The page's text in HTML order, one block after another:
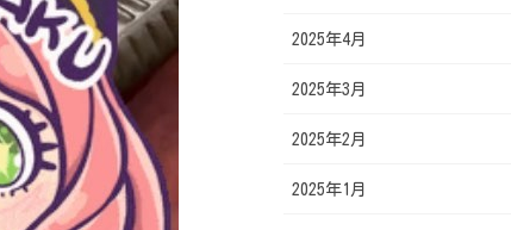
2025年4月
2025年3月
2025年2月
2025年1月